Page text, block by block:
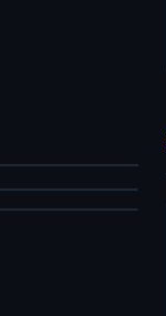
大陆
2026-07-03
综艺
台湾